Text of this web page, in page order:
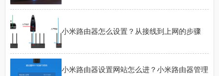
小米路由器怎么设置？从接线到上网的步骤
小米路由器设置网站怎么进？小米路由器管理